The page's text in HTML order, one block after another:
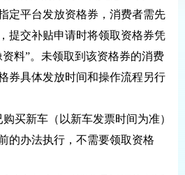
定平台发放资格券，消费者需先
提交补贴申请时将领取资格券凭
料”。未领取到该资格券的消费
券具体发放时间和操作流程另行
购买新车（以新车发票时间为准）
的办法执行，不需要领取资格